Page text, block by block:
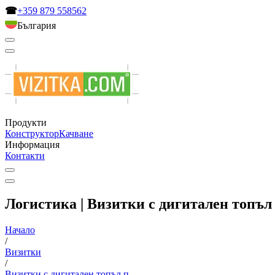
☎+359 879 558562
България
Продукти
КонструкторКачване
Информация
Контакти
Логистика | Визитки с дигитален топъл
Начало
/
Визитки
/